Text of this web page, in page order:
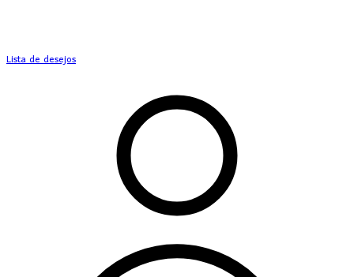
Lista de desejos